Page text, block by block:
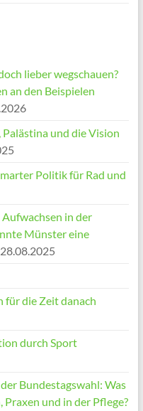
lieber wegschauen?
an den Beispielen
Palästina und die Vision
Politik für Rad und
in der
Münster eine
28.08.2025
für die Zeit danach
durch Sport
Bundestagswahl: Was
und in der Pflege?